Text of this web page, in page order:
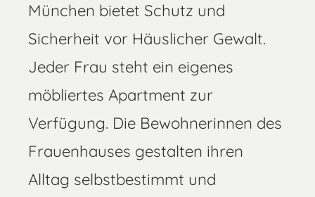
München bietet Schutz und
Sicherheit vor Häuslicher Gewalt.
Jeder Frau steht ein eigenes
möbliertes Apartment zur
Verfügung. Die Bewohnerinnen des
Frauenhauses gestalten ihren
Alltag selbstbestimmt und